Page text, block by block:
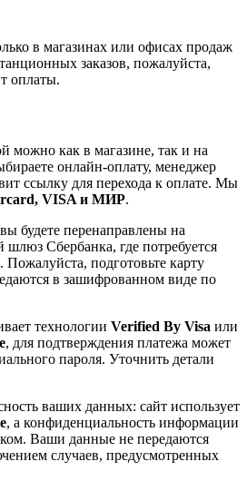
в магазинах или офисах продаж
заказов, пожалуйста,
оплаты.
можно как в магазине, так и на
онлайн-оплату, менеджер
ссылку для перехода к оплате. Мы
VISA и МИР.
будете перенаправлены на
Сбербанка, где потребуется
подготовьте карту
в зашифрованном виде по
технологии Verified By Visa или
, для подтверждения платежа может
пароля. Уточнить детали
ваших данных: сайт использует
, а конфиденциальность информации
Ваши данные не передаются
случаев, предусмотренных